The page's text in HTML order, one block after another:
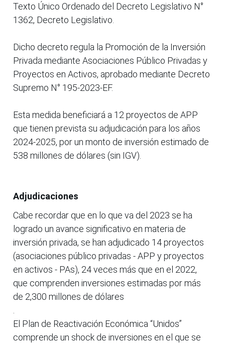
Texto Único Ordenado del Decreto Legislativo N°
1362, Decreto Legislativo.
Dicho decreto regula la Promoción de la Inversión
Privada mediante Asociaciones Público Privadas y
Proyectos en Activos, aprobado mediante Decreto
Supremo N° 195-2023-EF.
Esta medida beneficiará a 12 proyectos de APP
que tienen prevista su adjudicación para los años
2024-2025, por un monto de inversión estimado de
538 millones de dólares (sin IGV).
Adjudicaciones
Cabe recordar que en lo que va del 2023 se ha
logrado un avance significativo en materia de
inversión privada, se han adjudicado 14 proyectos
(asociaciones público privadas - APP y proyectos
en activos - PAs), 24 veces más que en el 2022,
que comprenden inversiones estimadas por más
de 2,300 millones de dólares
El Plan de Reactivación Económica “Unidos”
comprende un shock de inversiones en el que se